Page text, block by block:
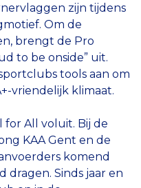
zijn tijdens
Om de
brengt de Pro
to be onside” uit.
tools aan om
vriendelijk klimaat.
for All voluit. Bij de
KAA Gent en de
komend
Sinds jaar en